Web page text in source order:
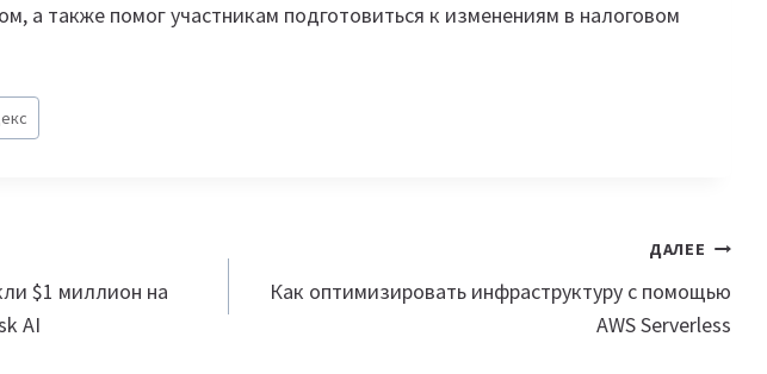
а также помог участникам подготовиться к изменениям в налоговом
$1 миллион на
AI
ДАЛЕЕ
Как оптимизировать инфраструктуру с помощью
AWS Serverless